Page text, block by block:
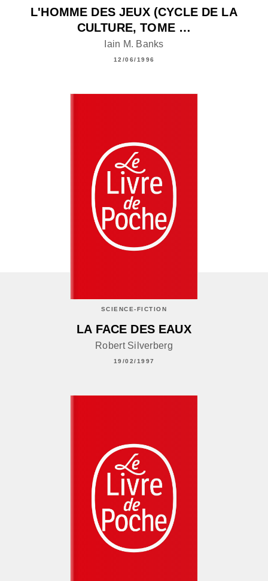
L'HOMME DES JEUX (CYCLE DE LA
CULTURE, TOME …
Iain M. Banks
12/06/1996
SCIENCE-FICTION
LA FACE DES EAUX
Robert Silverberg
19/02/1997